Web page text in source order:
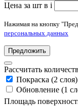
Цена за шт в i
Нажимая на кнопку
персональных данных
Предложить
Рассчитать
Покраска (2 слоя)
Обновление (1
Площадь